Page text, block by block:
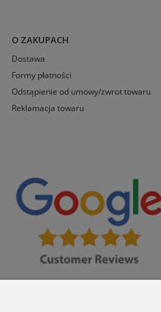
O ZAKUPACH
Dostawa
Formy płatności
Odstąpienie od umowy/zwrot towaru
Reklamacja towaru